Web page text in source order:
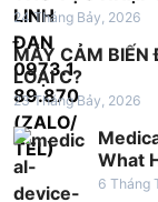
i
v
i
ế
t
24 Tháng Bảy, 2026
MÁY CẢM BIẾN
LOẠI C?
23 Tháng Bảy, 2026
What
6 Tháng